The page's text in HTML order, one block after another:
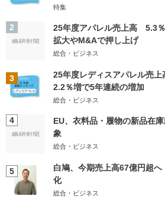
特集
2
25年度アパレル売上高 5.3
拡大やM&Aで押し上げ
総合・ビジネス
3
25年度レディスアパレル売
2.2％増で5年連続の増加
総合・ビジネス
4
EU、衣料品・履物の新品在
象
総合・ビジネス
5
白鳩、今期売上高67億円超
化
総合・ビジネス